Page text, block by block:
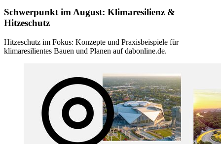
Schwerpunkt im August: Klimaresilienz &
Hitzeschutz
Hitzeschutz im Fokus: Konzepte und Praxisbeispiele für
klimaresilientes Bauen und Planen auf dabonline.de.